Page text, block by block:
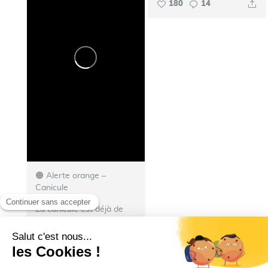
180 14
🟠 Alerte orange –
Canicule ️
La canicule est déjà de
pour vous aider à
traverser cette vague de
chaleur. ️Le stade